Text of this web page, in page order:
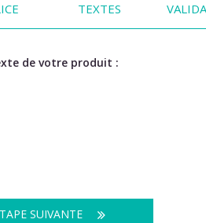
TEXTES
de votre produit :
SUIVANTE